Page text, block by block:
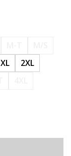
XL
2XL